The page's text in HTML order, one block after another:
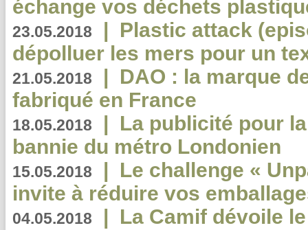
échange vos déchets
23.05.2018 | Plastic attack
dépolluer les mers pour un
21.05.2018 | DAO : la marque
fabriqué en France
18.05.2018 | La publicité pour
bannie du métro Londonien
15.05.2018 | Le challenge «
invite à réduire vos
04.05.2018 | La Camif dévoile